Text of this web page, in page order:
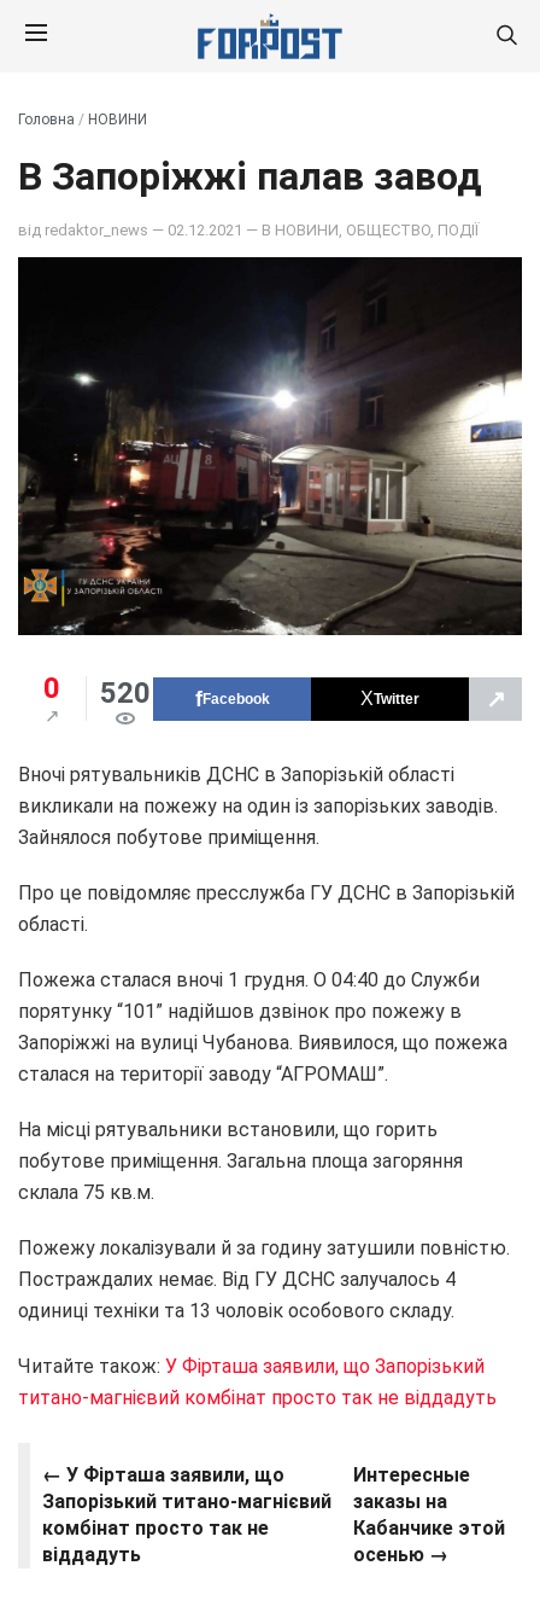
Головна / НОВИНИ
В Запоріжжі палав завод
від redaktor_news — 02.12.2021 — В НОВИНИ ОБЩЕСТВО ПОДІЇ
0 520 Facebook Twitter ↗
Вночі рятувальників ДСНС в Запорізькій області
викликали на пожежу на один із запорізьких заводів.
Зайнялося побутове приміщення.
Про це повідомляє пресслужба ГУ ДСНС в Запорізькій
області.
Пожежа сталася вночі 1 грудня. О 04:40 до Служби
порятунку “101” надійшов дзвінок про пожежу в
Запоріжжі на вулиці Чубанова. Виявилося, що пожежа
сталася на території заводу “АГРОМАШ”.
На місці рятувальники встановили, що горить
побутове приміщення. Загальна площа загоряння
склала 75 кв.м.
Пожежу локалізували й за годину затушили повністю.
Постраждалих немає. Від ГУ ДСНС залучалось 4
одиниці техніки та 13 чоловік особового складу.
Читайте також: У Фірташа заявили, що Запорізький
титано-магнієвий комбінат просто так не віддадуть
← У Фірташа заявили, що
Запорізький титано-магнієвий
комбінат просто так не
віддадуть
Интересные
заказы на
Кабанчике этой
осенью →